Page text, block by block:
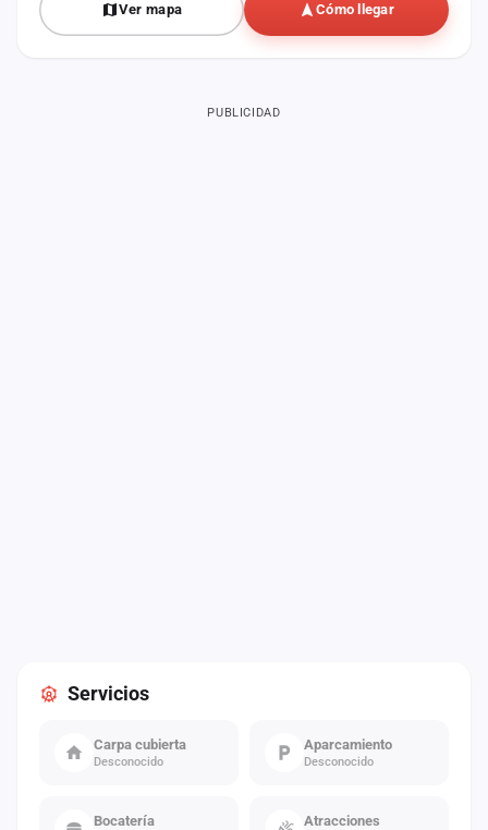
Ver mapa Cómo llegar
Servicios
Carpa cubierta
Desconocido
Aparcamiento
Desconocido
Bocatería Atracciones
PUBLICIDAD